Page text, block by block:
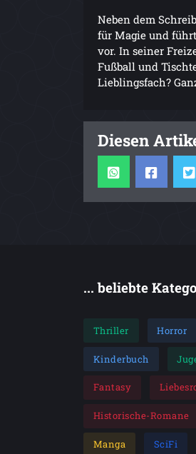
Neben dem
für Magie und
vor. In seiner
Fußball und
Lieblingsfach?
Diesen
... beliebte
Thriller Horror
Kinderbuch
Fantasy
Historische-Romane
Manga SciFi